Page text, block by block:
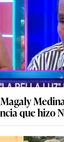
que hizo